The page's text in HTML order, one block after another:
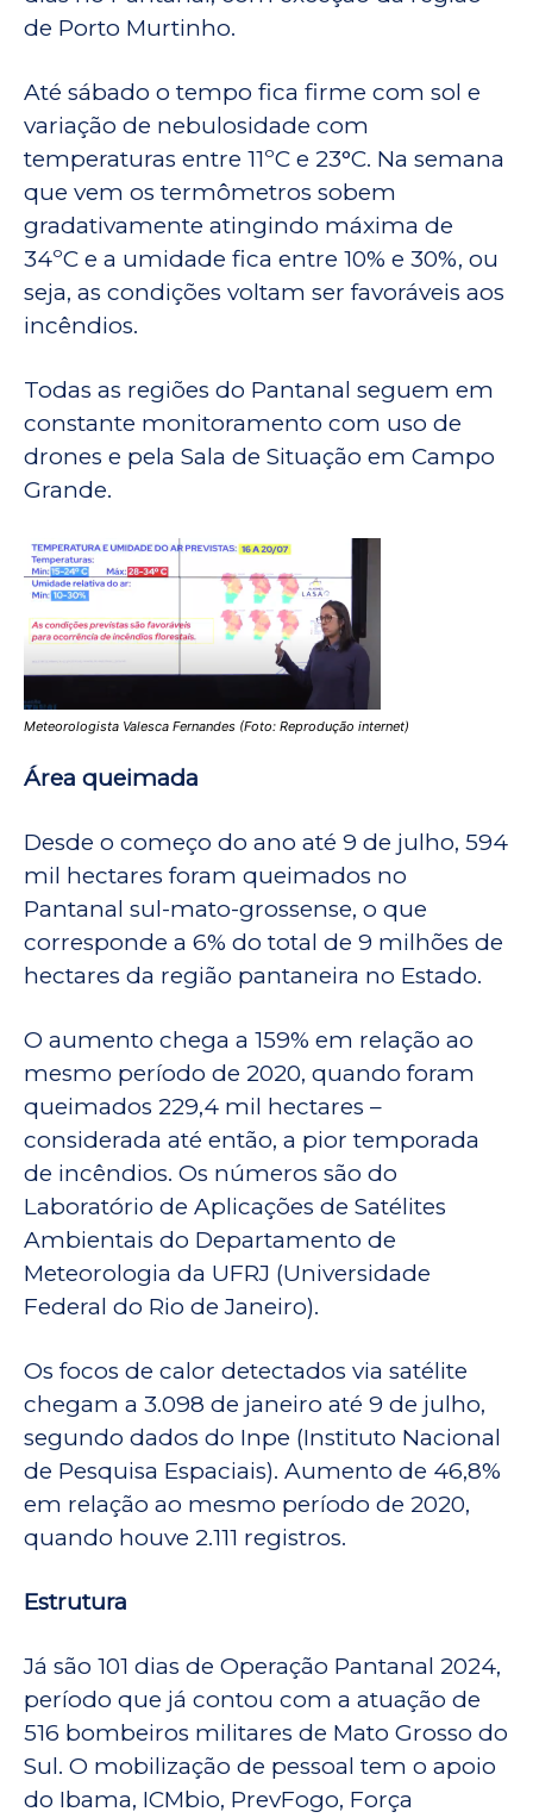
de Porto Murtinho.
Até sábado o tempo fica firme com sol e
variação de nebulosidade com
temperaturas entre 11ºC e 23°C. Na semana
que vem os termômetros sobem
gradativamente atingindo máxima de
34ºC e a umidade fica entre 10% e 30%, ou
seja, as condições voltam ser favoráveis aos
incêndios.
Todas as regiões do Pantanal seguem em
constante monitoramento com uso de
drones e pela Sala de Situação em Campo
Grande.
Meteorologista Valesca Fernandes (Foto: Reprodução internet)
Área queimada
Desde o começo do ano até 9 de julho, 594
mil hectares foram queimados no
Pantanal sul-mato-grossense, o que
corresponde a 6% do total de 9 milhões de
hectares da região pantaneira no Estado.
O aumento chega a 159% em relação ao
mesmo período de 2020, quando foram
queimados 229,4 mil hectares –
considerada até então, a pior temporada
de incêndios. Os números são do
Laboratório de Aplicações de Satélites
Ambientais do Departamento de
Meteorologia da UFRJ (Universidade
Federal do Rio de Janeiro).
Os focos de calor detectados via satélite
chegam a 3.098 de janeiro até 9 de julho,
segundo dados do Inpe (Instituto Nacional
de Pesquisa Espaciais). Aumento de 46,8%
em relação ao mesmo período de 2020,
quando houve 2.111 registros.
Estrutura
Já são 101 dias de Operação Pantanal 2024,
período que já contou com a atuação de
516 bombeiros militares de Mato Grosso do
Sul. O mobilização de pessoal tem o apoio
do Ibama, ICMbio, PrevFogo, Força